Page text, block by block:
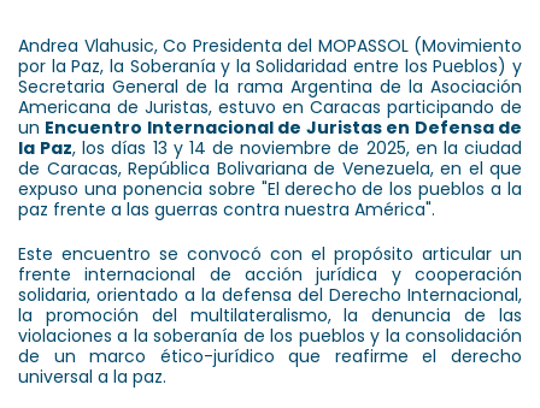
Andrea Vlahusic, Co Presidenta del MOPASSOL (Movimiento
por la Paz, la Soberanía y la Solidaridad entre los Pueblos) y
Secretaria General de la rama Argentina de la Asociación
Americana de Juristas, estuvo en Caracas participando de
un Encuentro Internacional de Juristas en Defensa de
la Paz, los días 13 y 14 de noviembre de 2025, en la ciudad
de Caracas, República Bolivariana de Venezuela, en el que
expuso una ponencia sobre "El derecho de los pueblos a la
paz frente a las guerras contra nuestra América".
Este encuentro se convocó con el propósito articular un
frente internacional de acción jurídica y cooperación
solidaria, orientado a la defensa del Derecho Internacional,
la promoción del multilateralismo, la denuncia de las
violaciones a la soberanía de los pueblos y la consolidación
de un marco ético-jurídico que reafirme el derecho
universal a la paz.